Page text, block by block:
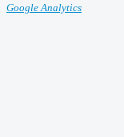
Google Analytics